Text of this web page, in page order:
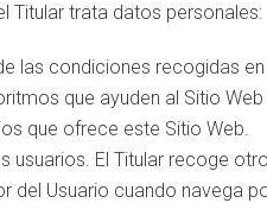
Titular trata datos personales:
las condiciones recogidas
que ayuden al Sitio
que ofrece este Sitio Web.
usuarios. El Titular recoge
del Usuario cuando navega